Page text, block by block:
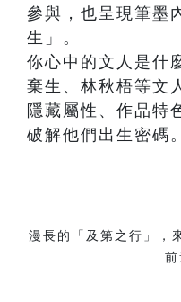
參與，也呈現筆墨
生」。
你心中的文人是什
棄生、林秋梧等文
隱藏屬性、作品特
破解他們出生密碼。
漫長的「及第之行」，
前